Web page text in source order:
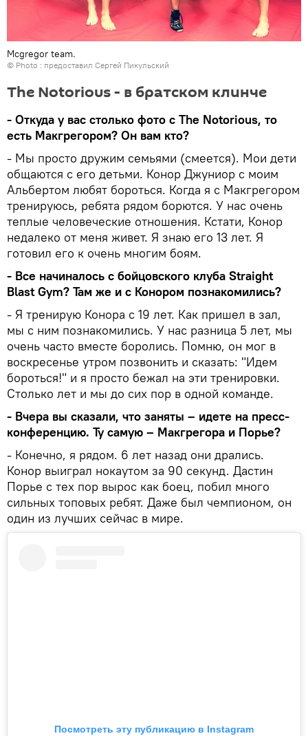
Mcgregor team.
© Photo : предоставил Сергей Пикульский
The Notorious - в братском клинче
- Откуда у вас столько фото с The Notorious, то
есть Макгрегором? Он вам кто?
- Мы просто дружим семьями (смеется). Мои дети
общаются с его детьми. Конор Джуниор с моим
Альбертом любят бороться. Когда я с Макгрегором
тренируюсь, ребята рядом борются. У нас очень
теплые человеческие отношения. Кстати, Конор
недалеко от меня живет. Я знаю его 13 лет. Я
готовил его к очень многим боям.
- Все начиналось с бойцовского клуба Straight
Blast Gym? Там же и с Конором познакомились?
- Я тренирую Конора с 19 лет. Как пришел в зал,
мы с ним познакомились. У нас разница 5 лет, мы
очень часто вместе боролись. Помню, он мог в
воскресенье утром позвонить и сказать: "Идем
бороться!" и я просто бежал на эти тренировки.
Столько лет и мы до сих пор в одной команде.
- Вчера вы сказали, что заняты – идете на пресс-
конференцию. Ту самую – Макгрегора и Порье?
- Конечно, я рядом. 6 лет назад они дрались.
Конор выиграл нокаутом за 90 секунд. Дастин
Порье с тех пор вырос как боец, побил много
сильных топовых ребят. Даже был чемпионом, он
один из лучших сейчас в мире.
Посмотреть эту публикацию в Instagram